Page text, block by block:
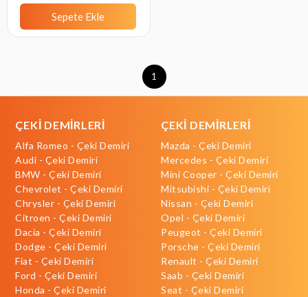
Sepete Ekle
1
ÇEKİ DEMİRLERİ
Alfa Romeo - Çeki Demiri
Audi - Çeki Demiri
BMW - Çeki Demiri
Chevrolet - Çeki Demiri
Chrysler - Çeki Demiri
Citroen - Çeki Demiri
Dacia - Çeki Demiri
Dodge - Çeki Demiri
Fiat - Çeki Demiri
Ford - Çeki Demiri
Honda - Çeki Demiri
ÇEKİ DEMİRLERİ
Mazda - Çeki Demiri
Mercedes - Çeki Demiri
Mini Cooper - Çeki Demiri
Mitsubishi - Çeki Demiri
Nissan - Çeki Demiri
Opel - Çeki Demiri
Peugeot - Çeki Demiri
Porsche - Çeki Demiri
Renault - Çeki Demiri
Saab - Çeki Demiri
Seat - Çeki Demiri